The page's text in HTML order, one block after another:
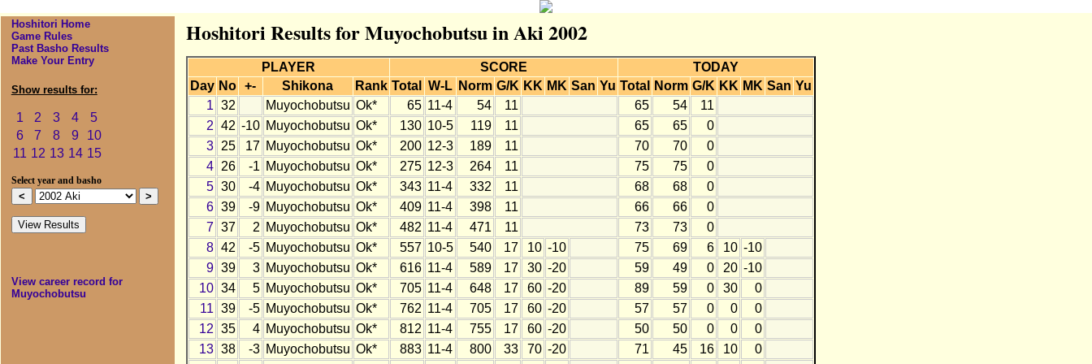
Hoshitori Home
Game Rules
Past Basho Results
Make Your Entry
Show results for:
1 2 3 4
5
6
7 8 9
10
11 12 13 14 15
Select year and basho
View career record for
Muyochobutsu
Hoshitori Results for Muyochobutsu in Aki 2002
PLAYER SCORE
TODAY
Day No +- Shikona Rank Total W-L Norm G/K KK MK San Yu Total Norm G/K KK MK San Yu
1 32 Muyochobutsu Ok* 65 11-4 54 11 65 54
11
2 42 -10 Muyochobutsu Ok* 130 10-5 119 11 65 65
0
3
25 17 Muyochobutsu Ok* 200 12-3 189 11 70 70
0
4
26 -1 Muyochobutsu Ok* 275 12-3 264 11 75 75
0
5 30 -4 Muyochobutsu Ok* 343 11-4 332 11 68 68
0
6 39 -9 Muyochobutsu Ok* 409 11-4 398 11 66 66
0
7 37 2 Muyochobutsu Ok* 482 11-4 471 11 73 73
0
8 42 -5 Muyochobutsu Ok* 557 10-5 540 17 10 -10 75 69 6 10 -10
9 39 3 Muyochobutsu Ok* 616 11-4 589 17 30 -20 59 49 0 20 -10
10 34 5 Muyochobutsu Ok* 705 11-4 648 17 60 -20 89 59 0 30
0
11 39 -5 Muyochobutsu Ok* 762 11-4 705 17 60 -20 57 57 0 0
0
12 35 4 Muyochobutsu Ok* 812 11-4 755 17 60 -20 50 50 0 0
0
13 38 -3 Muyochobutsu Ok* 883 11-4 800 33 70 -20 71 45 16 10
0